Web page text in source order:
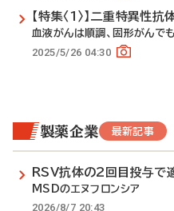
【特集〈1〉】二重特異性抗
血液がんは順調、固形がんで
2025/5/26 04:30
製薬企業 最新記事
RSV抗体の2回目投与で
MSDのエヌフロンシア
2026/8/7 20:43